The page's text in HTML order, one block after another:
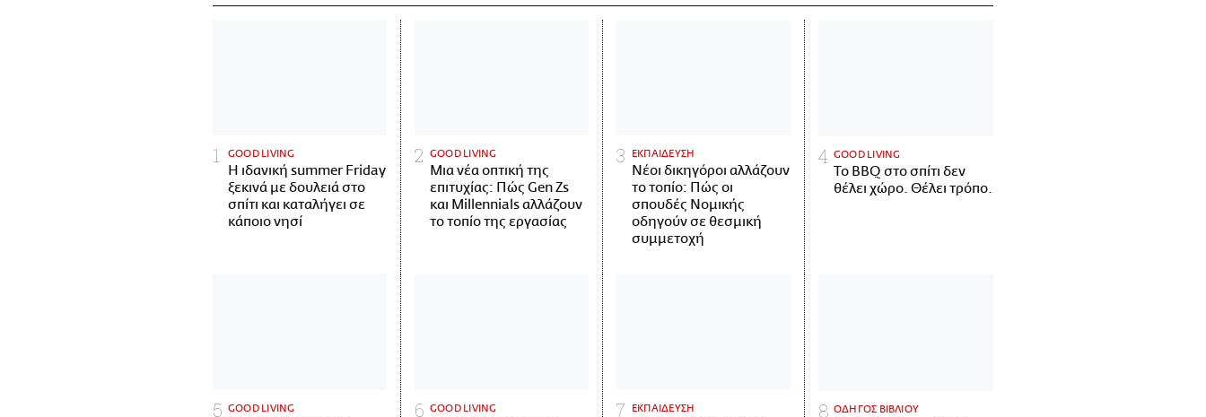
GOOD LIVING
Η ιδανική summer Friday
ξεκινά με δουλειά στο
σπίτι και καταλήγει σε
κάποιο νησί
GOOD LIVING
Μια νέα οπτική της
επιτυχίας: Πώς Gen Zs
και Millennials αλλάζουν
το τοπίο της εργασίας
ΕΚΠΑΙΔΕΥΣΗ
Νέοι δικηγόροι αλλάζουν
το τοπίο: Πώς οι
σπουδές Νομικής
οδηγούν σε θεσμική
συμμετοχή
GOOD LIVING
Το BBQ στο σπίτι δεν
θέλει χώρο. Θέλει τρόπο.
GOOD LIVING GOOD LIVING ΕΚΠΑΙΔΕΥΣΗ ΟΔΗΓΟΣ ΒΙΒΛΙΟΥ